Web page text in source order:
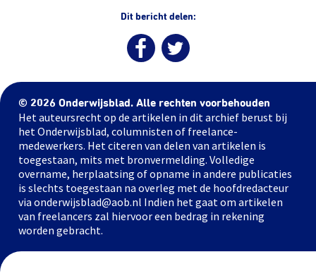
Dit bericht delen:
© 2026 Onderwijsblad. Alle rechten voorbehouden
Het auteursrecht op de artikelen in dit archief berust bij
het Onderwijsblad, columnisten of freelance-
medewerkers. Het citeren van delen van artikelen is
toegestaan, mits met bronvermelding. Volledige
overname, herplaatsing of opname in andere publicaties
is slechts toegestaan na overleg met de hoofdredacteur
via onderwijsblad@aob.nl Indien het gaat om artikelen
van freelancers zal hiervoor een bedrag in rekening
worden gebracht.